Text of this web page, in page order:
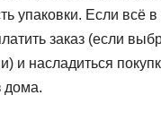
упаковки. Если всё
заказ (если
и насладиться
дома.